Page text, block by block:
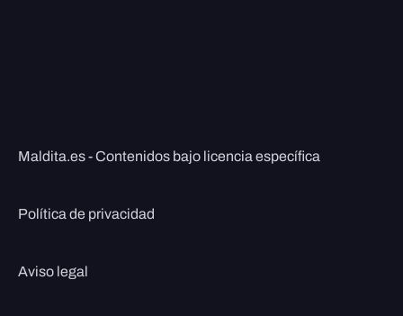
Maldita.es - Contenidos bajo licencia específica
Política de privacidad
Aviso legal